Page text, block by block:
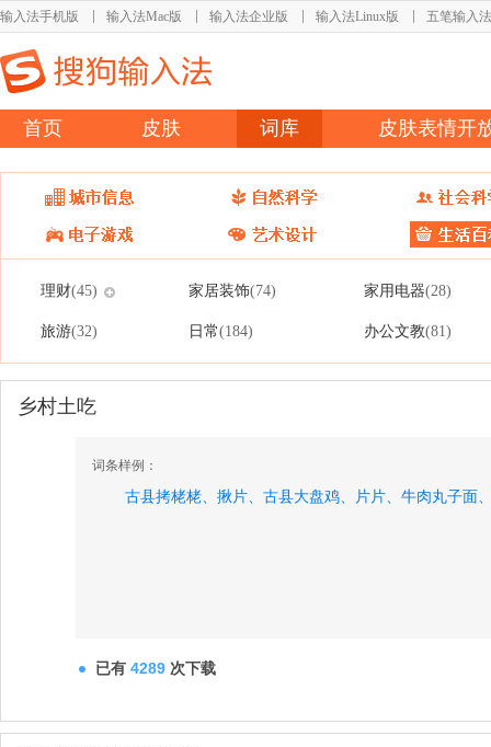
输入法手机版 输入法Mac版 输入法企业版 输入法Linux版 五笔输入法
首页 皮肤 词库 皮肤表情开
理财(45) 家居装饰(74) 家用电器(28)
旅游(32) 日常(184) 办公文教(81)
乡村土吃
词条样例：
古县拷栳栳、 揪片、 古县大盘鸡、 片片、 牛肉丸子面
已有 4289 次下载